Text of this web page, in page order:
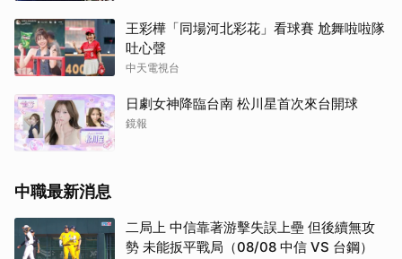
王彩樺「同場河北彩花」看球賽 尬舞啦啦隊
吐心聲
中天電視台
日劇女神降臨台南 松川星首次來台開球
鏡報
中職最新消息
二局上 中信靠著游擊失誤上壘 但後續無攻
勢 未能扳平戰局（08/08 中信 VS 台鋼）